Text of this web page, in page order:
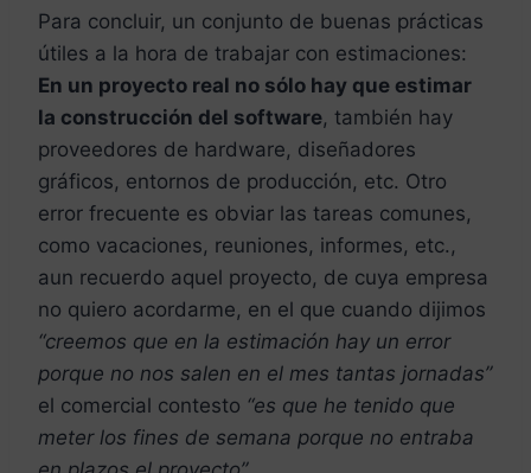
Para concluir, un conjunto de buenas prácticas
útiles a la hora de trabajar con estimaciones:
En un proyecto real no sólo hay que estimar
la construcción del software, también hay
proveedores de hardware, diseñadores
gráficos, entornos de producción, etc. Otro
error frecuente es obviar las tareas comunes,
como vacaciones, reuniones, informes, etc.,
aun recuerdo aquel proyecto, de cuya empresa
no quiero acordarme, en el que cuando dijimos
“creemos que en la estimación hay un error
porque no nos salen en el mes tantas jornadas”
el comercial contesto “es que he tenido que
meter los fines de semana porque no entraba